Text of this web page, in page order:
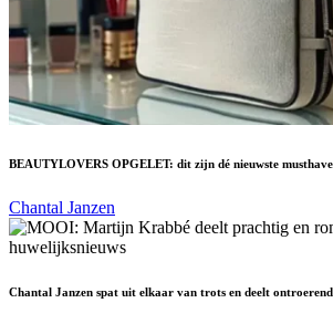
BEAUTYLOVERS OPGELET: dit zijn dé nieuwste
Chantal Janzen
Chantal Janzen spat uit elkaar van trots en deelt